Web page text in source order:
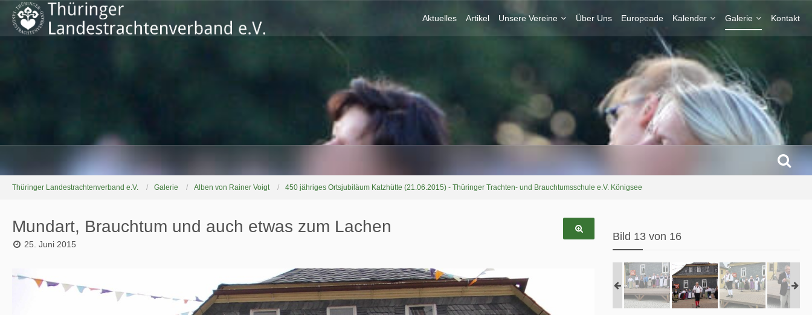
Aktuelles Artikel Unsere Vereine Über Uns Europeade Kalender Galerie Kontakt
Thüringer Landestrachtenverband e.V. Galerie Alben von Rainer Voigt 450 jähriges Ortsjubiläum Katzhütte (21.06.2015) - Thüringer Trachten- und Brauchtumsschule e.V. Königsee
Mundart, Brauchtum und auch etwas zum Lachen
25. Juni 2015
Bild 13 von 16